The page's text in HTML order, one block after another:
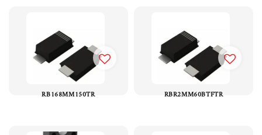
RB168MM150TR RBR2MM60BTFTR